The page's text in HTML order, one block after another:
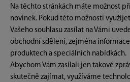
Na těchto stránkách máte možnost
novinek. Pokud této možnosti
Vašeho souhlasu zasílat na Vámi
obchodní sdělení, zejména
produktech a speciálních nabídkách.
Abychom Vám zasílali jen takové
skutečně zajímat, využíváme